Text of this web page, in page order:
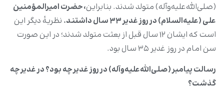
(صلی‌الله‌علیه‌وآله) متولد شدند. بنابراین، حضرت امیرالمؤمنین
علی (علیه‌السلام) در روز غدیر۳۳سال داشتند. نظریۀ دیگر این
است که ایشان ۱۲ سال قبل از بعثت متولد شدند؛ در این صورت
سن امام در روز غدیر ۳۵ سال بود.
رسالت پیامبر (صلی‌الله‌علیه‌وآله) در روز غدیر چه بود؟ در غدیر چه
گذشت؟